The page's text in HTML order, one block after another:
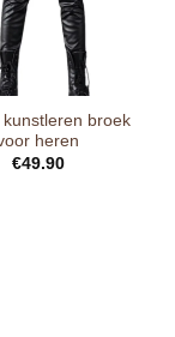
broek
heren
€49.90